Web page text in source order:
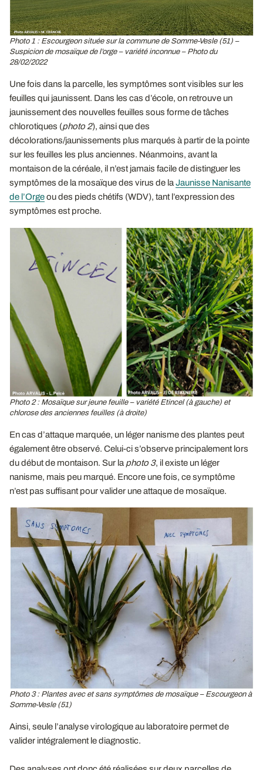
Photo 1 : Escourgeon située sur la commune de Somme-Vesle (51) –
Suspicion de mosaïque de l’orge – variété inconnue – Photo du
28/02/2022
Une fois dans la parcelle, les symptômes sont visibles sur les
feuilles qui jaunissent. Dans les cas d’école, on retrouve un
jaunissement des nouvelles feuilles sous forme de tâches
chlorotiques (photo 2), ainsi que des
décolorations/jaunissements plus marqués à partir de la pointe
sur les feuilles les plus anciennes. Néanmoins, avant la
montaison de la céréale, il n’est jamais facile de distinguer les
symptômes de la mosaïque des virus de laJaunisse Nanisante
de l’Orgeou des pieds chétifs (WDV), tant l’expression des
symptômes est proche.
Photo 2 : Mosaïque sur jeune feuille – variété Etincel (à gauche) et
chlorose des anciennes feuilles (à droite)
En cas d’attaque marquée, un léger nanisme des plantes peut
également être observé. Celui-ci s’observe principalement lors
du début de montaison. Sur la photo 3, il existe un léger
nanisme, mais peu marqué. Encore une fois, ce symptôme
n’est pas suffisant pour valider une attaque de mosaïque.
Photo 3 : Plantes avec et sans symptômes de mosaïque – Escourgeon à
Somme-Vesle (51)
Ainsi, seule l’analyse virologique au laboratoire permet de
valider intégralement le diagnostic.